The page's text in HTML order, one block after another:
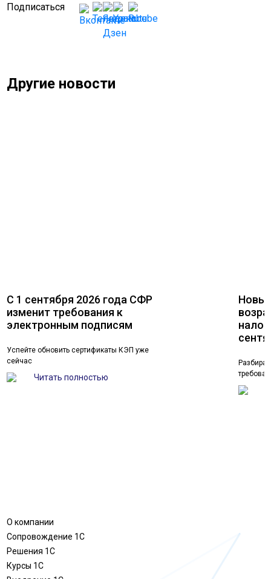
Подписаться
Другие новости
С 1 сентября 2026 года СФР
изменит требования к
электронным подписям
Успейте обновить сертификаты КЭП уже
сейчас
Читать полностью
О компании
Сопровождение 1С
Решения 1С
Курсы 1С